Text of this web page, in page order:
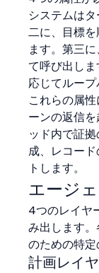
システムは
二に、目標
ます。第三
て呼び出し
応じてループ
これらの属
ーンの返信
ッド内で証
成、レコー
トします。
エージ
4つのレイヤ
み出します
のための特定
計画レイ